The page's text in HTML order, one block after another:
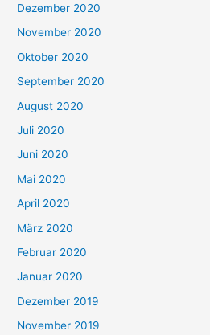
Dezember 2020
November 2020
Oktober 2020
September 2020
August 2020
Juli 2020
Juni 2020
Mai 2020
April 2020
März 2020
Februar 2020
Januar 2020
Dezember 2019
November 2019